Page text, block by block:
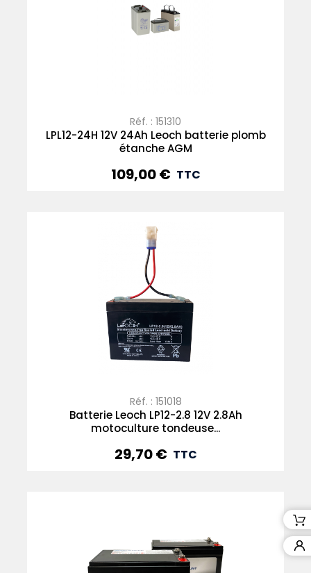
Réf. : 151310
LPL12-24H 12V 24Ah Leoch batterie plomb
étanche AGM
Prix
109,00 € TTC
Réf. : 151018
Batterie Leoch LP12-2.8 12V 2.8Ah
motoculture tondeuse...
Prix
29,70 € TTC